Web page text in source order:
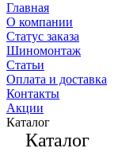
Главная
О компании
Статус заказа
Шиномонтаж
Статьи
Оплата и доставка
Контакты
Акции
Каталог
Каталог